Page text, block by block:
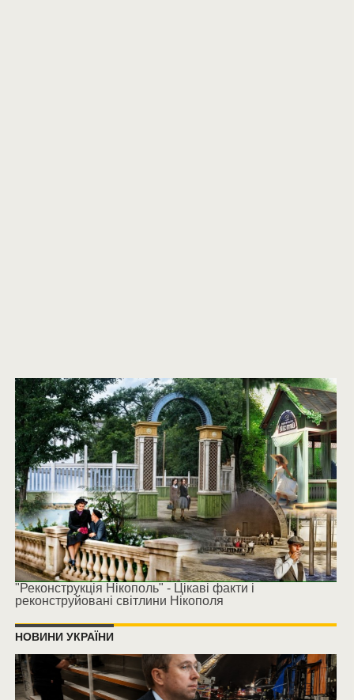
"Реконструкція Нікополь" - Цікаві факти і
реконструйовані світлини Нікополя
НОВИНИ УКРАЇНИ